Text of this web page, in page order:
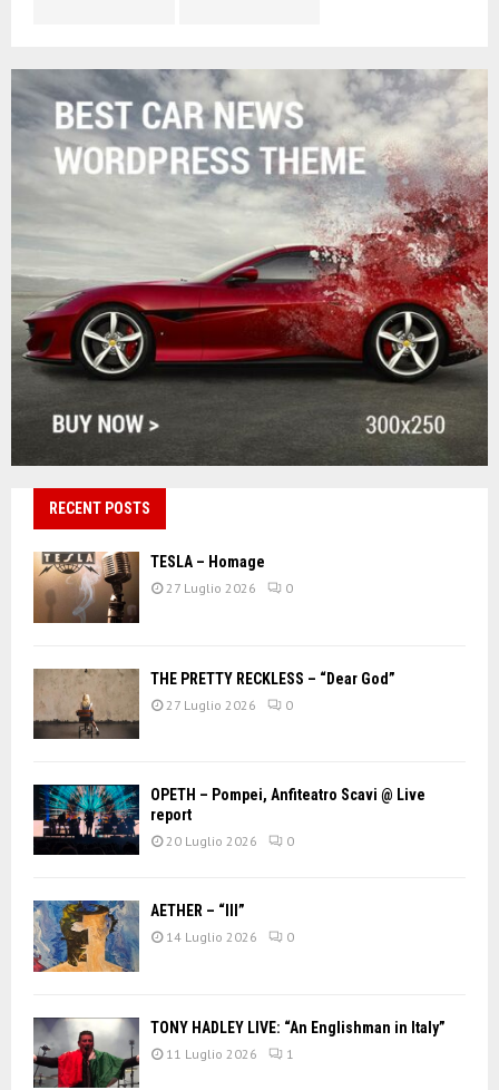
RECENT POSTS
TESLA – Homage
27 Luglio 2026 0
THE PRETTY RECKLESS – “Dear God”
27 Luglio 2026 0
OPETH – Pompei, Anfiteatro Scavi @ Live
report
20 Luglio 2026 0
AETHER – “III”
14 Luglio 2026 0
TONY HADLEY LIVE: “An Englishman in Italy”
11 Luglio 2026 1